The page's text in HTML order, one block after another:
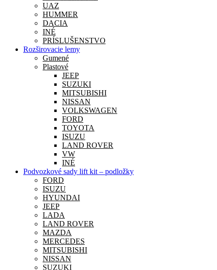
UAZ
HUMMER
DACIA
INÉ
PRÍSLUŠENSTVO
Rozširovacie lemy
Gumené
Plastové
JEEP
SUZUKI
MITSUBISHI
NISSAN
VOLKSWAGEN
FORD
TOYOTA
ISUZU
LAND ROVER
VW
INÉ
Podvozkové sady lift kit – podložky
FORD
ISUZU
HYUNDAI
JEEP
LADA
LAND ROVER
MAZDA
MERCEDES
MITSUBISHI
NISSAN
SUZUKI